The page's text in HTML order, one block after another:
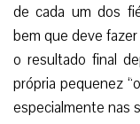
de cada um dos
bem que deve
o resultado final
própria pequenez
especialmente nas